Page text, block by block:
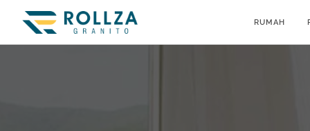
RUMAH